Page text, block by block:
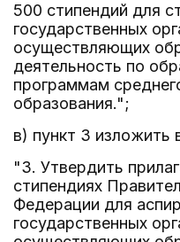
500 стипендий для
государственных
осуществляющих
деятельность по
программам
образования.";
в) пункт 3 изложить
"3. Утвердить
стипендиях
Федерации для
государственных